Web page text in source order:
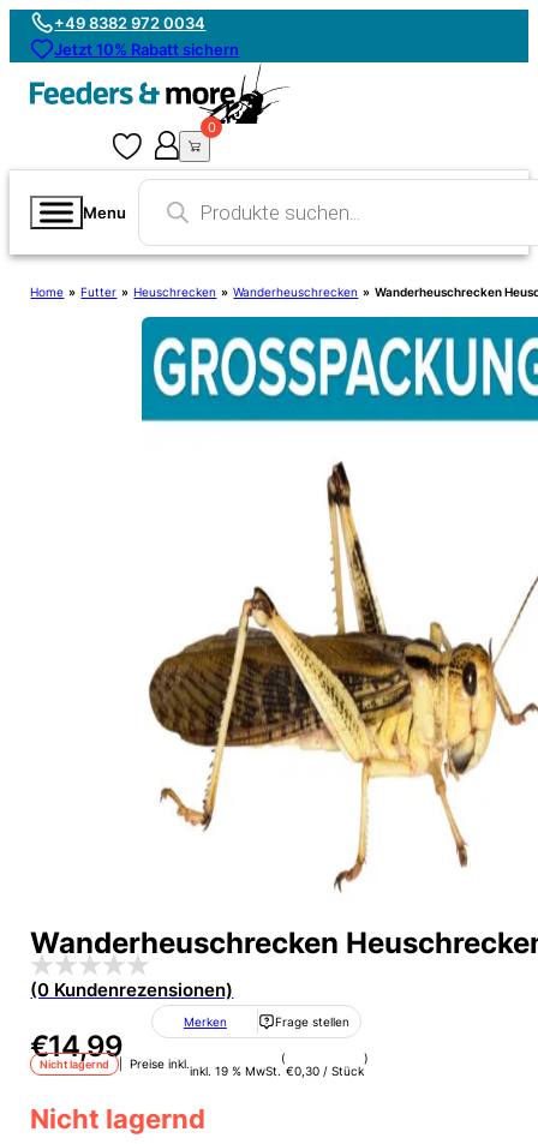
+49 8382 972 0034
Jetzt 10% Rabatt sichern
0
Menu
Products
search
Home » Futter » Heuschrecken » Wanderheuschrecken » Wanderheuschrecken
Wanderheuschrecken
(0 Kundenrezensionen)
€14,99
Merken Frage stellen
Nicht lagernd | Preise inkl.inkl. 19 % MwSt.
(
€0,30 /Stück
)
Nicht lagernd